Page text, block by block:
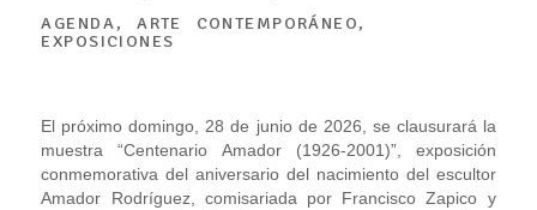
AGENDA,ARTE CONTEMPORÁNEO,
EXPOSICIONES
El próximo domingo, 28 de junio de 2026, se clausurará la
muestra “Centenario Amador (1926-2001)”, exposición
conmemorativa del aniversario del nacimiento del escultor
Amador Rodríguez, comisariada por Francisco Zapico y